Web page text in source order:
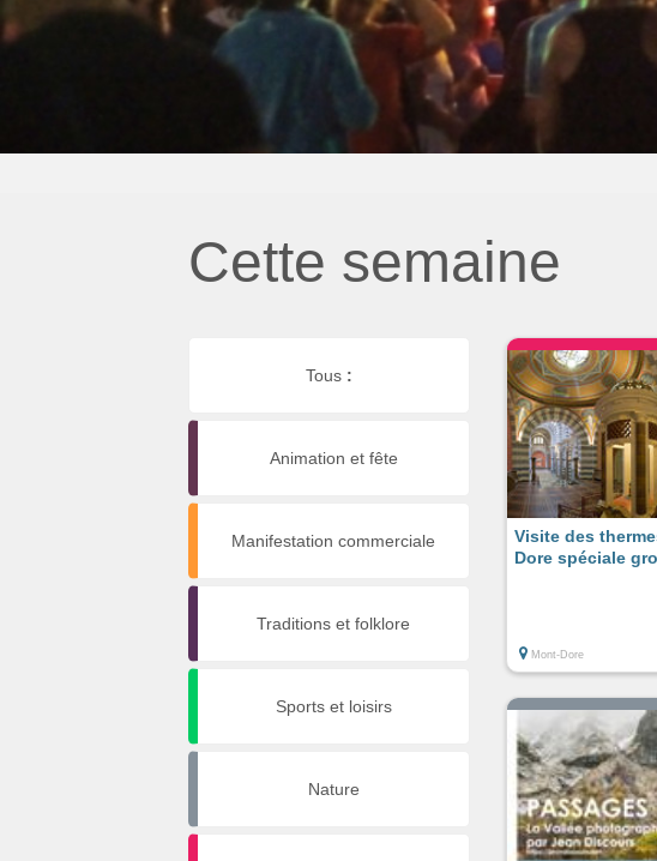
Cette semaine
Tous :
Animation et fête
Manifestation commerciale
Traditions et folklore
Sports et loisirs
Nature
Visite des
Dore spéciale
Mont-Dore